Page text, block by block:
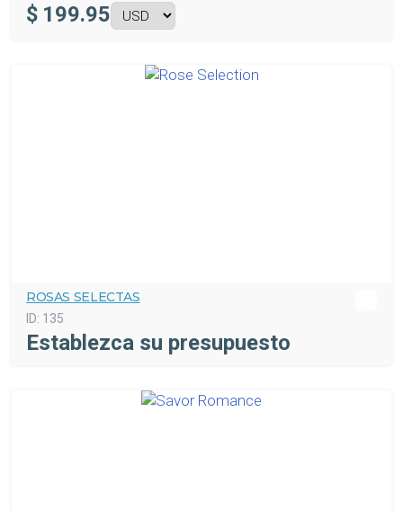
$ 199.95
ROSAS SELECTAS
ID: 135
Establezca su presupuesto